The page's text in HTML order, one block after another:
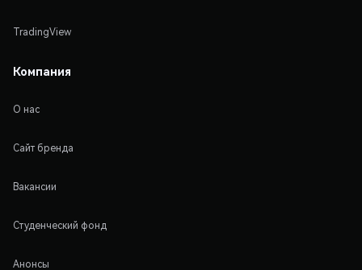
TradingView
Компания
О нас
Сайт бренда
Вакансии
Студенческий фонд
Анонсы